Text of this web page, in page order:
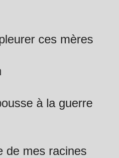
ces mères
à la guerre
de mes racines